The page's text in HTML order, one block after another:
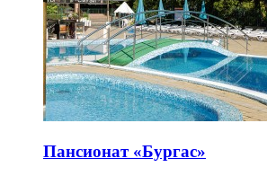
Пансионат «Бургас»